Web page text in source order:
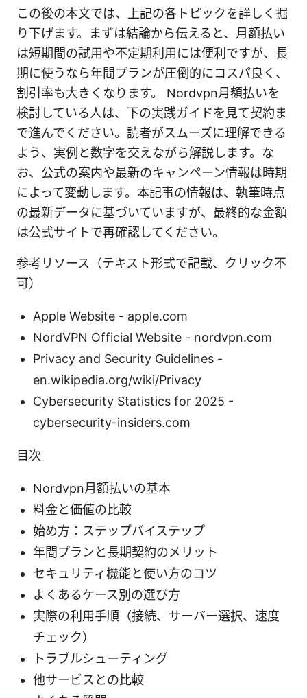
この後の本文では、上記の各トピックを詳しく掘
り下げます。まずは結論から伝えると、月額払い
は短期間の試用や不定期利用には便利ですが、長
期に使うなら年間プランが圧倒的にコスパ良く、
割引率も大きくなります。 Nordvpn月額払いを
検討している人は、下の実践ガイドを見て契約ま
で進んでください。読者がスムーズに理解できる
よう、実例と数字を交えながら解説します。な
お、公式の案内や最新のキャンペーン情報は時期
によって変動します。本記事の情報は、執筆時点
の最新データに基づいていますが、最終的な金額
は公式サイトで再確認してください。
参考リソース（テキスト形式で記載、クリック不
可）
Apple Website - apple.com
NordVPN Official Website - nordvpn.com
Privacy and Security Guidelines -
en.wikipedia.org/wiki/Privacy
Cybersecurity Statistics for 2025 -
cybersecurity-insiders.com
目次
Nordvpn月額払いの基本
料金と価値の比較
始め方：ステップバイステップ
年間プランと長期契約のメリット
セキュリティ機能と使い方のコツ
よくあるケース別の選び方
実際の利用手順（接続、サーバー選択、速度
チェック）
トラブルシューティング
他サービスとの比較